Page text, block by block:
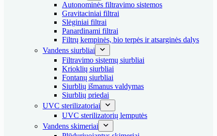
Autonominės filtravimo sistemos
Gravitaciniai filtrai
Slėginiai filtrai
Panardinami filtrai
Filtrų kempinės, bio terpės ir atsarginės dalys
Vandens siurbliai
Filtravimo sistemų siurbliai
Krioklių siurbliai
Fontanų siurbliai
Siurblių išmanus valdymas
Siurblių priedai
UVC sterilizatoriai
UVC sterilizatorių lemputės
Vandens skimeriai